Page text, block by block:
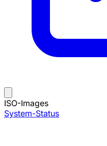
ISO-Images
System-Status